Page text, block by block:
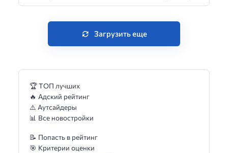
Загрузить еще
🏆 ТОП лучших
🔥 Адский рейтинг
⚠️ Аутсайдеры
📊 Все новостройки
📝 Попасть в рейтинг
🎯 Критерии оценки